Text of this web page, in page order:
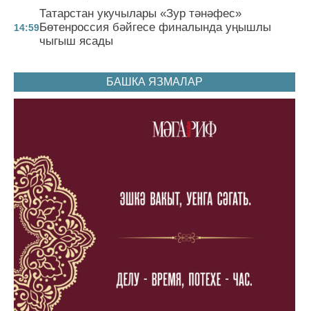
14:59
Татарстан укучылары «Зур тәнәфес»
Бөтенроссия бәйгесе финалында уңышлы
чыгыш ясады
БАШКА ЯЗМАЛАР